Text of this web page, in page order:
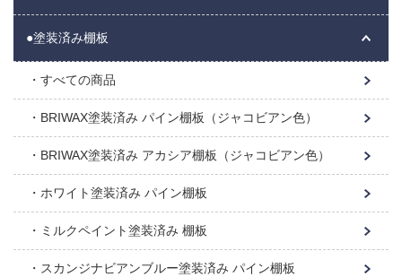
●塗装済み棚板
すべての商品
BRIWAX塗装済み パイン棚板（ジャコビアン色）
BRIWAX塗装済み アカシア棚板（ジャコビアン色）
ホワイト塗装済み パイン棚板
ミルクペイント塗装済み 棚板
スカンジナビアンブルー塗装済み パイン棚板